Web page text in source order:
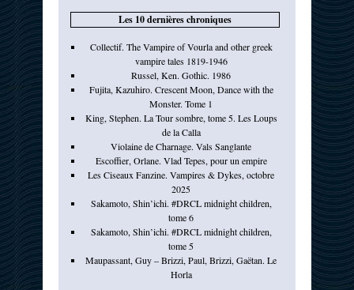
Les 10 dernières chroniques
Collectif. The Vampire of Vourla and other greek
vampire tales 1819-1946
Russel, Ken. Gothic. 1986
Fujita, Kazuhiro. Crescent Moon, Dance with the
Monster. Tome 1
King, Stephen. La Tour sombre, tome 5. Les Loups
de la Calla
Violaine de Charnage. Vals Sanglante
Escoffier, Orlane. Vlad Tepes, pour un empire
Les Ciseaux Fanzine. Vampires & Dykes, octobre
2025
Sakamoto, Shin’ichi. #DRCL midnight children,
tome 6
Sakamoto, Shin’ichi. #DRCL midnight children,
tome 5
Maupassant, Guy – Brizzi, Paul, Brizzi, Gaëtan. Le
Horla